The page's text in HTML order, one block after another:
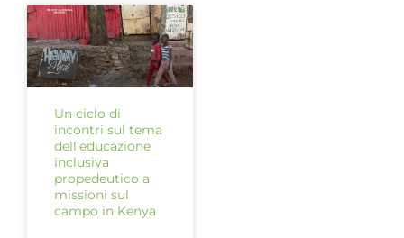
Un ciclo di
incontri sul tema
dell’educazione
inclusiva
propedeutico a
missioni sul
campo in Kenya